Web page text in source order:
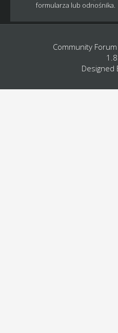
formularza lub odnośnika.
Community
Designed